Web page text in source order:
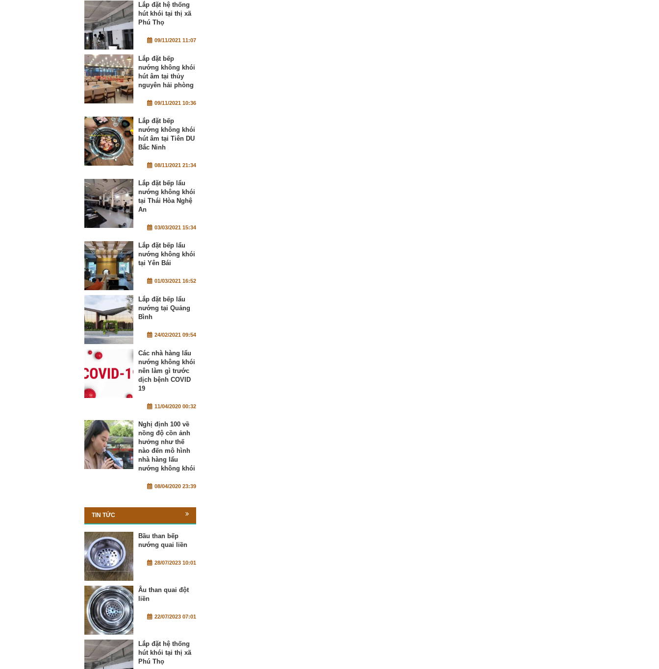
Lắp đặt hệ thống
hút khói tại thị xã
Phú Thọ
09/11/2021 11:07
Lắp đặt bếp
nướng không khói
hút âm tại thủy
nguyên hải phòng
09/11/2021 10:36
Lắp đặt bếp
nướng không khói
hút âm tại Tiên DU
Bắc Ninh
08/11/2021 21:34
Lắp đặt bếp lẩu
nướng không khói
tại Thái Hòa Nghệ
An
03/03/2021 15:34
Lắp đặt bếp lẩu
nướng không khói
tại Yên Bái
01/03/2021 16:52
Lắp đặt bếp lẩu
nướng tại Quảng
Bình
24/02/2021 09:54
Các nhà hàng lẩu
nướng không khói
nên làm gì trước
dịch bệnh COVID
19
11/04/2020 00:32
Nghị định 100 về
nồng độ cồn ảnh
hưởng như thế
nào đến mô hình
nhà hàng lẩu
nướng không khói
08/04/2020 23:39
TIN TỨC
Bầu than bếp
nướng quai liền
28/07/2023 10:01
Âu than quai đột
liền
22/07/2023 07:01
Lắp đặt hệ thống
hút khói tại thị xã
Phú Thọ